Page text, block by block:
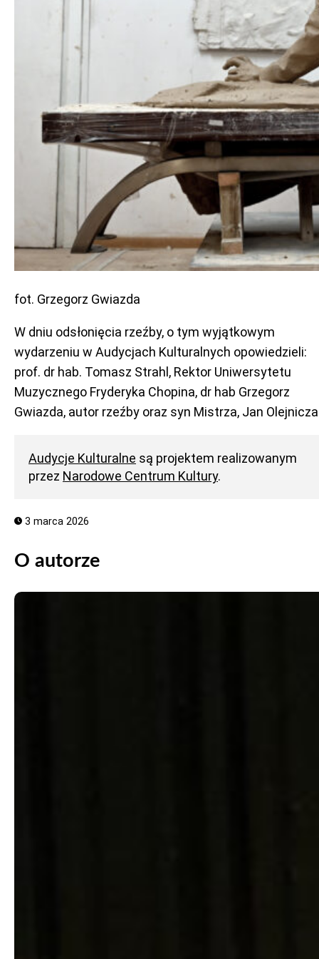
fot. Grzegorz Gwiazda
W dniu odsłonięcia rzeźby, o tym wyjątkowym
wydarzeniu w Audycjach Kulturalnych opowiedzieli:
prof. dr hab. Tomasz Strahl, Rektor Uniwersytetu
Muzycznego Fryderyka Chopina, dr hab Grzegorz
Gwiazda, autor rzeźby oraz syn Mistrza, Jan
Audycje Kulturalne są projektem realizowanym
przez Narodowe Centrum Kultury.
3 marca 2026
O autorze